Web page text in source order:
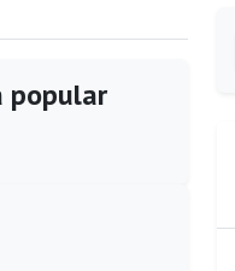
popular